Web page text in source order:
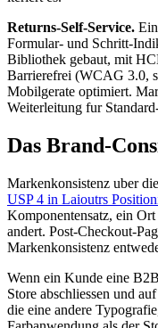
Returns-Self-Service.
Formular- und Schritt-
Bibliothek gebaut, mit
Barrierefrei (WCAG 3.0,
Mobilgerate optimiert.
Weiterleitung fur
Das Brand-
Markenkonsistenz uber
USP 4 in Laioutrs
Komponentensatz, ein
andert. Post-Checkout-
Markenkonsistenz
Wenn ein Kunde eine
Store abschliessen und
die eine andere